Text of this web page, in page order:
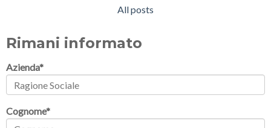
All posts
Rimani informato
Azienda*
Cognome*